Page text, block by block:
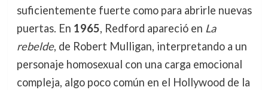
suficientemente fuerte como para abrirle nuevas
puertas. En 1965, Redford apareció en La
rebelde, de Robert Mulligan, interpretando a un
personaje homosexual con una carga emocional
compleja, algo poco común en el Hollywood de la